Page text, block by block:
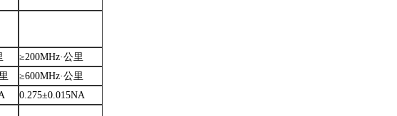
≥200MHz·公里
≥600MHz·公里
0.275±0.015NA